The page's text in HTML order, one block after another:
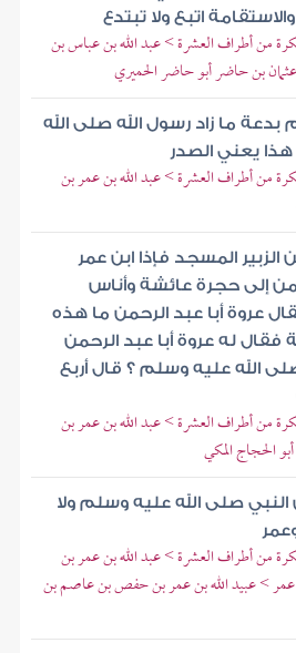
اتبع ولا تبتدع
من أطراف العشرة > عبد الله بن عباس بن
بن حاضر أبو حاضر الحميري
ما زاد رسول الله صلى الله
يعني الصدر
من أطراف العشرة > عبد الله بن عمر بن
المسجد فإذا ابن عمر
إلى حجرة عائشة وأناس
عروة أبا عبد الرحمن ما هذه
فقال له عروة أبا عبد الرحمن
الله عليه وسلم ؟ قال أربع
من أطراف العشرة > عبد الله بن عمر بن
الحجاج المكي
صلى الله عليه وسلم ولا
من أطراف العشرة > عبد الله بن عمر بن
عمر > عبيد الله بن عمر بن حفص بن عاصم بن